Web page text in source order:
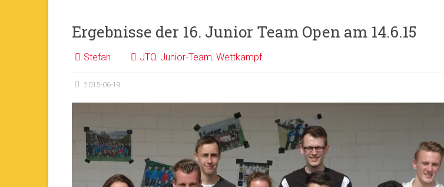
Ergebnisse der 16. Junior Team Open am 14.6.15
Stefan JTO, Junior-Team, Wettkampf
2015-06-19